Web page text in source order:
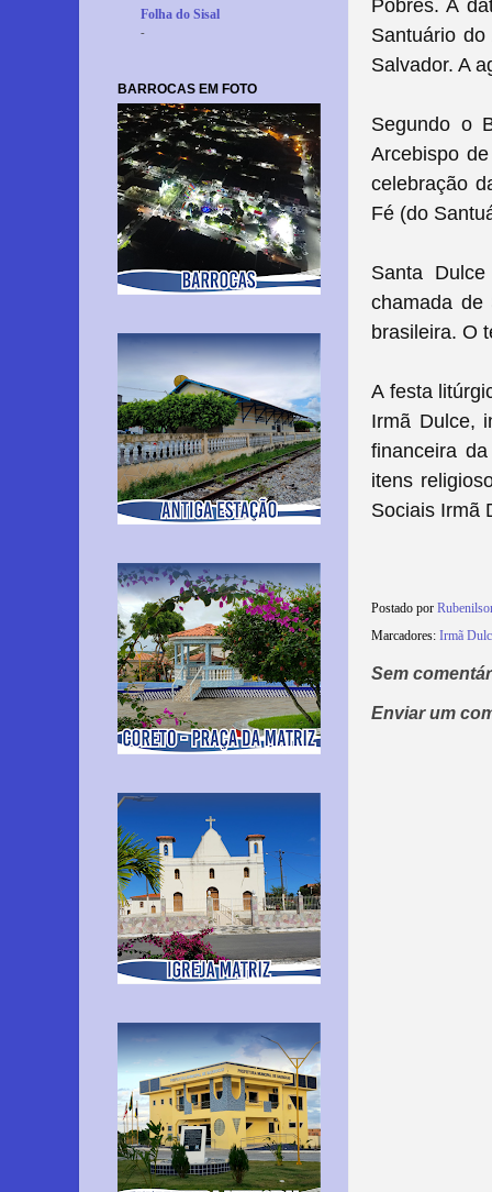
Pobres. A
Santuário
Salvador. A
Segundo o
Arcebispo
celebração
Fé (do
Santa
chamada de
brasileira. O
A festa
Irmã Dulce,
financeira
itens
Sociais Irmã
Postado por
Marcadores: Irmã
Sem
Enviar um
Folha do Sisal
-
BARROCAS EM FOTO